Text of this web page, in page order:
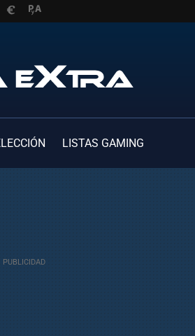
LISTAS GAMING